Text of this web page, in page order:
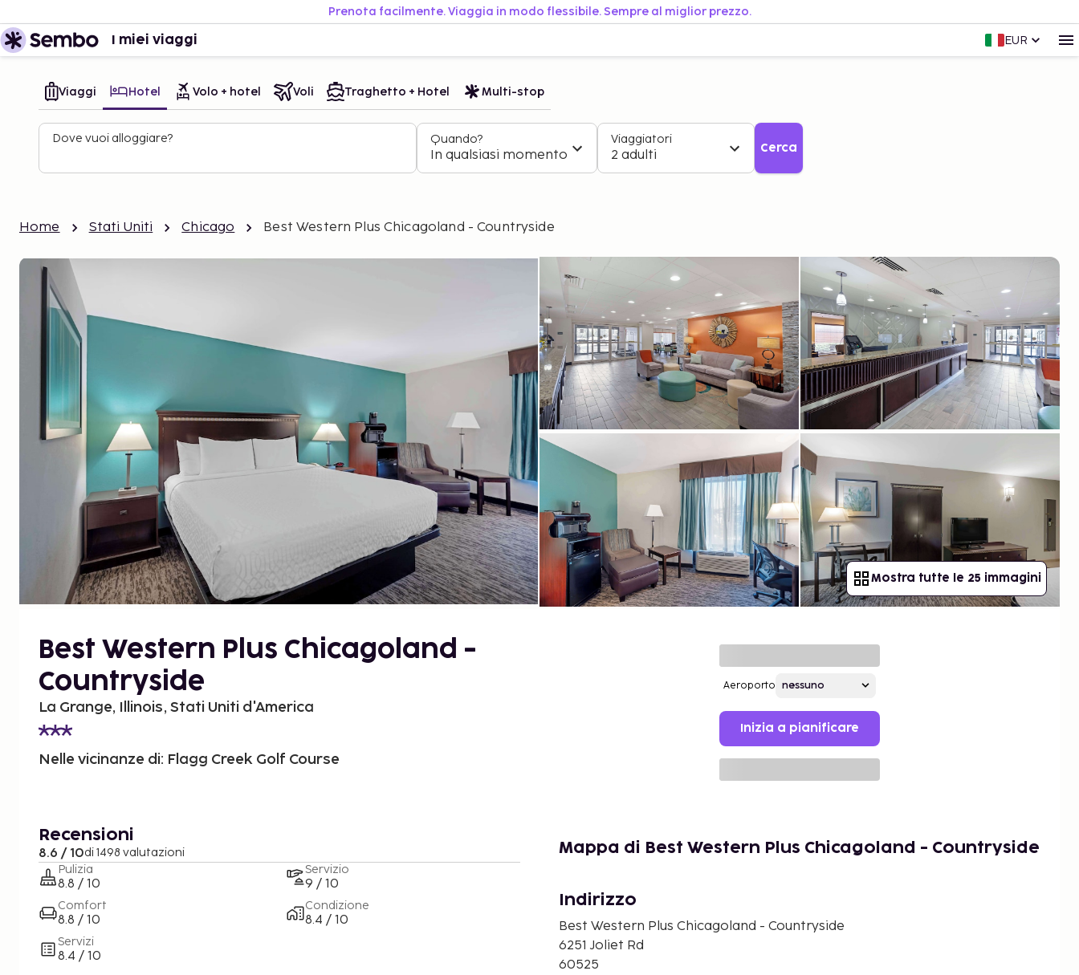
Prenota facilmente. Viaggia in modo flessibile. Sempre al miglior prezzo.
I miei viaggi EUR
Viaggi Hotel Volo + hotel Voli Traghetto + Hotel Multi-stop
Dove vuoi alloggiare? Quando?
In qualsiasi momento
Viaggiatori
2 adulti Cerca
Home Stati Uniti Chicago Best Western Plus Chicagoland - Countryside
Mostra tutte le 25 immagini
Best Western Plus Chicagoland -
Countryside
La Grange, Illinois, Stati Uniti d'America
Nelle vicinanze di: Flagg Creek Golf Course
Aeroporto
Inizia a pianificare
Recensioni
8.6 / 10di 1498 valutazioni
Pulizia
8.8 / 10
Comfort
8.8 / 10
Servizi
8.4 / 10
Servizio
9 / 10
Condizione
8.4 / 10
Mappa di Best Western Plus Chicagoland - Countryside
Indirizzo
Best Western Plus Chicagoland - Countryside
6251 Joliet Rd
60525